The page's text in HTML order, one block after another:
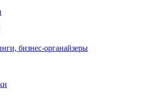
бизнес-органайзеры